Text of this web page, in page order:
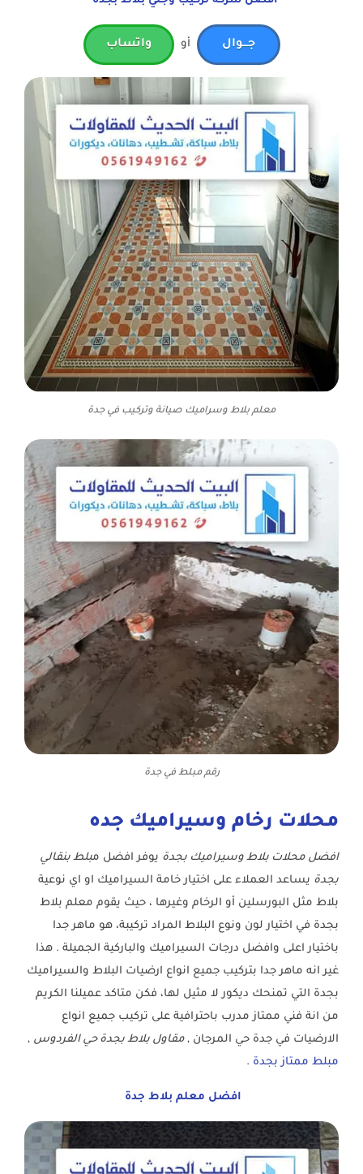
جـــوال أو واتساب
معلم بلاط وسراميك صيانة وتركيب في جدة
رقم مبلط في جدة
محلات رخام وسيراميك جده
افضل محلات بلاط وسيراميك بجدة يوفر افضل مبلط بنقالي
بجدة يساعد العملاء على اختيار خامة السيراميك او اي نوعية
بلاط مثل البورسلين أو الرخام وغيرها ، حيث يقوم معلم بلاط
بجدة في اختيار لون ونوع البلاط المراد تركيبة، هو ماهر جدا
باختيار اعلى وافضل درجات السيراميك والباركية الجميلة . هذا
غير انه ماهر جدا بتركيب جميع انواع ارضيات البلاط والسيراميك
بجدة التي تمنحك ديكور لا مثيل لها، فكن متاكد عميلنا الكريم
من انة فني ممتاز مدرب باحترافية على تركيب جميع انواع
الارضيات في جدة حي المرجان , مقاول بلاط بجدة حي الفردوس ,
مبلط ممتاز بجدة .
افضل معلم بلاط جدة